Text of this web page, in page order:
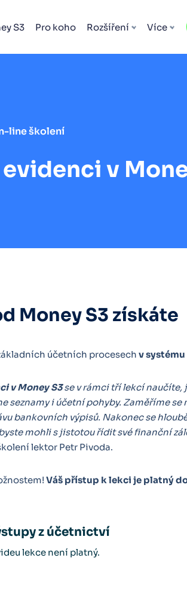
S3 Pro koho Rozšíření Více
line školení
v
Money S3 získáte
účetních procesech v systému
v Money S3se v rámci tří lekcí naučíte,
seznamy i účetní pohyby. Zaměříme se
bankovních výpisů. Nakonec se
mohli s jistotou řídit své finanční
lektor Petr Pivoda.
Váš přístup k lekci je platný do
z účetnictví
lekce není platný.